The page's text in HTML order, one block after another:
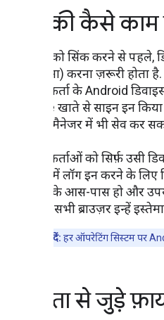
पासकी कैसे
पासकी को सिंक करने से पहले,
से खोलना) करना ज़रूरी होता
उपयोगकर्ता के Android
Google खाते से साइन इन
पासवर्ड मैनेजर में भी सेव कर
उपयोगकर्ताओं को सिर्फ़ उसी
लैपटॉप में लॉग इन करने के
लैपटॉप के आस-पास हो और
इसलिए, सभी ब्राउज़र इन्हें
ध्यान दें: हर ऑपरेटिंग सिस्टम पर
निजता से जुड़े